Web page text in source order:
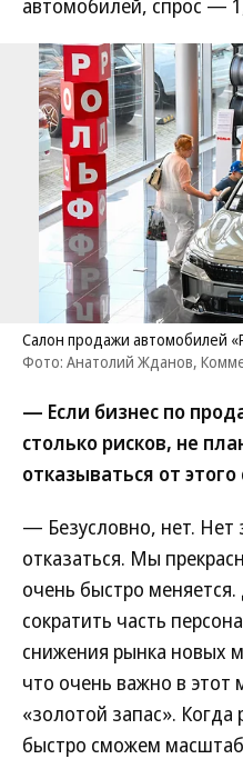
автомобилей, спрос —
Салон продажи автомобилей
Фото: Анатолий Жданов,
— Если бизнес по
столько рисков, не
отказываться от этого
— Безусловно, нет. Нет
отказаться. Мы
очень быстро
сократить часть
снижения рынка
что очень важно в этот
«золотой запас».
быстро сможем